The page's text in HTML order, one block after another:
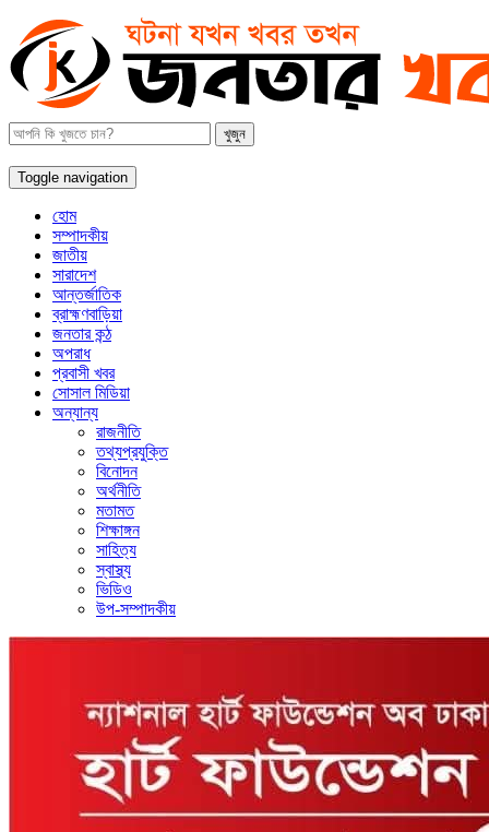
Toggle navigation
হোম
সম্পাদকীয়
জাতীয়
সারাদেশ
আন্তর্জাতিক
ব্রাহ্মণবাড়িয়া
জনতার কন্ঠ
অপরাধ
প্রবাসী খবর
সোসাল মিডিয়া
অন্যান্য
রাজনীতি
তথ্যপ্রযুক্তি
বিনোদন
অর্থনীতি
মতামত
শিক্ষাঙ্গন
সাহিত্য
স্বাস্থ্য
ভিডিও
উপ-সম্পাদকীয়